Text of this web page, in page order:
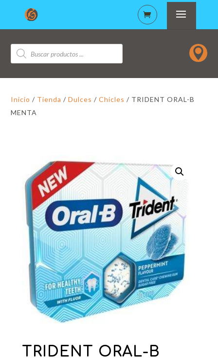
Búsqueda
de
productos

Inicio / Tienda /Dulces /Chicles / TRIDENT ORAL-B
MENTA
TRIDENT ORAL-B